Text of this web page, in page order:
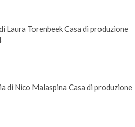
Laura Torenbeek Casa di produzione
di Nico Malaspina Casa di produzione